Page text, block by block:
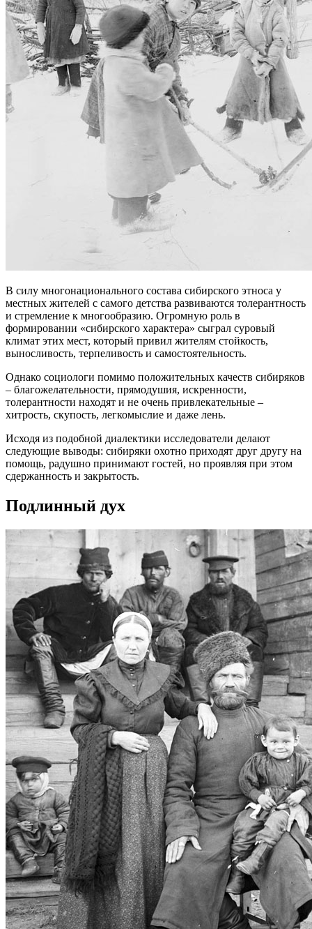
В силу многонационального состава сибирского этноса у
местных жителей с самого детства развиваются толерантность
и стремление к многообразию. Огромную роль в
формировании «сибирского характера» сыграл суровый
климат этих мест, который привил жителям стойкость,
выносливость, терпеливость и самостоятельность.
Однако социологи помимо положительных качеств сибиряков
– благожелательности, прямодушия, искренности,
толерантности находят и не очень привлекательные –
хитрость, скупость, легкомыслие и даже лень.
Исходя из подобной диалектики исследователи делают
следующие выводы: сибиряки охотно приходят друг другу на
помощь, радушно принимают гостей, но проявляя при этом
сдержанность и закрытость.
Подлинный дух